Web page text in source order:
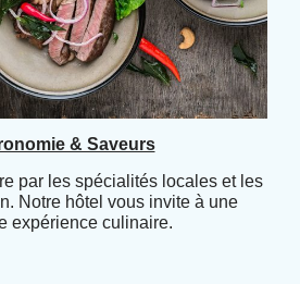
& Saveurs
par les spécialités locales et les
Notre hôtel vous invite à une
expérience culinaire.